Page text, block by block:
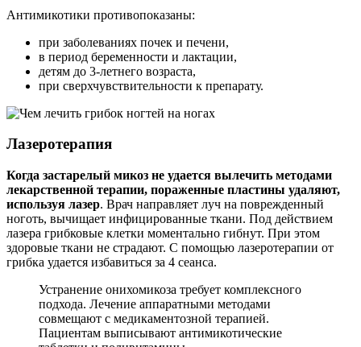
Антимикотики противопоказаны:
при заболеваниях почек и печени,
в период беременности и лактации,
детям до 3-летнего возраста,
при сверхчувствительности к препарату.
Лазеротерапия
Когда застарелый микоз не удается вылечить методами
лекарственной терапии, пораженные пластины удаляют,
используя лазер. Врач направляет луч на поврежденный
ноготь, вычищает инфицированные ткани. Под действием
лазера грибковые клетки моментально гибнут. При этом
здоровые ткани не страдают. С помощью лазеротерапии от
грибка удается избавиться за 4 сеанса.
Устранение онихомикоза требует комплексного
подхода. Лечение аппаратными методами
совмещают с медикаментозной терапией.
Пациентам выписывают антимикотические